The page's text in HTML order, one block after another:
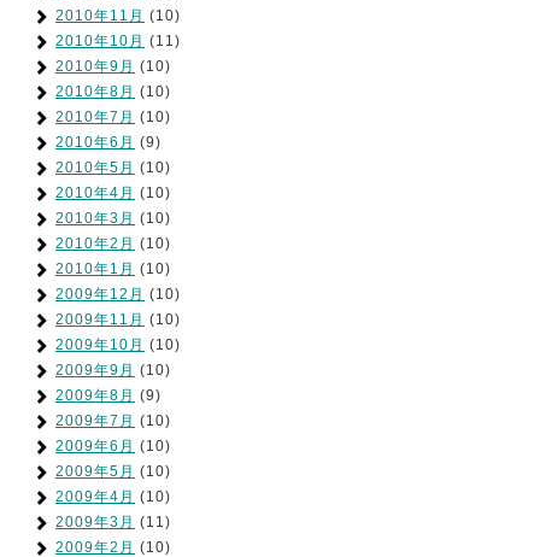
2010年11月 (10)
2010年10月 (11)
2010年9月 (10)
2010年8月 (10)
2010年7月 (10)
2010年6月 (9)
2010年5月 (10)
2010年4月 (10)
2010年3月 (10)
2010年2月 (10)
2010年1月 (10)
2009年12月 (10)
2009年11月 (10)
2009年10月 (10)
2009年9月 (10)
2009年8月 (9)
2009年7月 (10)
2009年6月 (10)
2009年5月 (10)
2009年4月 (10)
2009年3月 (11)
2009年2月 (10)